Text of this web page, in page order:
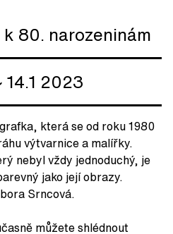
80. narozeninám
14.1 2023
která se od roku 1980
výtvarnice a malířky.
nebyl vždy jednoduchý, je
jako její obrazy.
Srncová.
můžete shlédnout